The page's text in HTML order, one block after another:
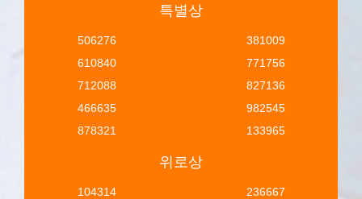
특별상
506276
610840
712088
466635
878321
381009
771756
827136
982545
133965
위로상
104314
236667